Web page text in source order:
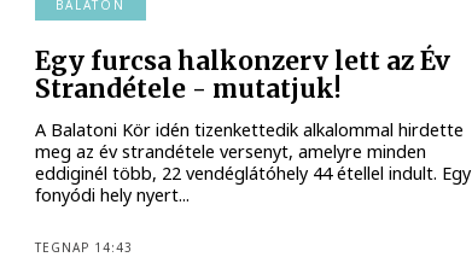
BALATON
Egy furcsa halkonzerv lett az Év
Strandétele - mutatjuk!
A Balatoni Kör idén tizenkettedik alkalommal hirdette
meg az év strandétele versenyt, amelyre minden
eddiginél több, 22 vendéglátóhely 44 étellel indult. Egy
fonyódi hely nyert...
TEGNAP 14:43